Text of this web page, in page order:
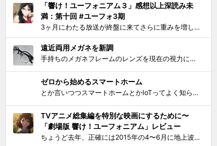
「響け！ユーフォニアム３」感想以上深読み未
満：第十回 #ユーフォ3期
3ヶ月にわたる放送が終盤に来てさらに重みを増して、それをどう自分なりに消化してテキストとして残せばいいかを考えてたら数週間が経過してました。難関である関西大会を前に北宇治高校吹奏楽部とその部長でひとりのユーフォニアム奏者でもある黄前久美子という人物に「史上最大の危機」が訪れたのが...
遠近両用メガネを新調
手持ちのメガネフレームのレンズを現在の視力に合わせて総入れ替えしてから気になり始めた手元を見るときの違和感が特にこの1年で増したので、思い切って遠近両用メガネを新調した。要するにアラフィフにふさわしく老眼が進んで近くが見えづらくなったので、道具でサポートせねばならなくなったわけで...
ゼロから始めるスマートホーム
とか言いつつスマートホームとかIoTってよく知らんけど、おもしろ電気小物を活用して家電生活をもっとエンジョイしちゃおう！というわけで初歩的なものからIT系ガジェットまで一気に紹介して使い方の提案をしようと思う。 0）アナログ的なもの：リモコンコンセント、タイマーつきコンセント...
TVアニメ総集編を特別な映画にするために〜
「劇場版 響け！ユーフォニアム」レビュー
ちょうど去年、正確には2015年の4〜6月に地上波放映されたTVシリーズアニメ「響け！ユーフォニアム」（以下TV版）に思いっきりハマって遂には舞台となった宇治への「聖地巡礼」まで敢行してしまったのは、このブログでご報告してきた通り。過去のあれこれを知りたい方は以下をどうぞ： ...